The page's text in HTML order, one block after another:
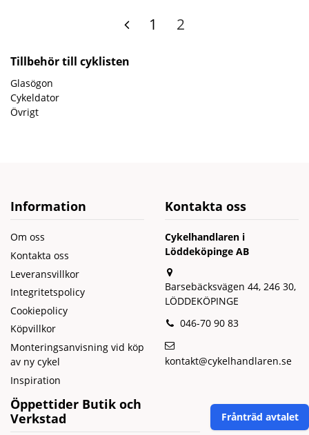
1 2
Tillbehör till cyklisten
Glasögon
Cykeldator
Övrigt
Information
Om oss
Kontakta oss
Leveransvillkor
Integritetspolicy
Cookiepolicy
Köpvillkor
Monteringsanvisning vid köp
av ny cykel
Inspiration
Kontakta oss
Cykelhandlaren i
Löddeköpinge AB
Barsebäcksvägen 44, 246 30,
LÖDDEKÖPINGE
046-70 90 83
kontakt@cykelhandlaren.se
Öppettider Butik och
Verkstad
Frånträd avtalet